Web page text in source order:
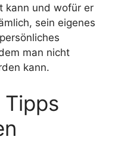
kann und wofür er
sein eigenes
man nicht
kann.